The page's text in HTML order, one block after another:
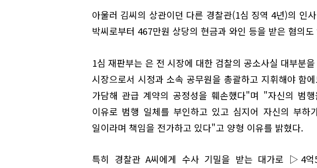
아울러 김씨의 상관이던 다른 경찰관(1심 징역 4년)의 인
박씨로부터 467만원 상당의 현금과 와인 등을 받은 혐의도
1심 재판부는 은 전 시장에 대한 검찰의 공소사실 대부분
시장으로서 시정과 소속 공무원을 총괄하고 지휘해야 함
가담해 관급 계약의 공정성을 훼손했다"며 "자신의 범
이유로 범행 일체를 부인하고 있고 심지어 자신의 부하
일이라며 책임을 전가하고 있다"고 양형 이유를 밝혔다.
특히 경찰관 A씨에게 수사 기밀을 받는 대가로 ▷4억